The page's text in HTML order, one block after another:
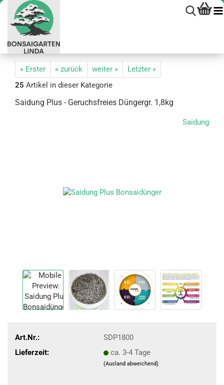
« Erster « zurück weiter »
Letzter »
25 Artikel in dieser Kategorie
Sai­dung Plus - Ge­ruchs­frei­es Dün­g­er­gr. 1,8kg
Saidung
Art.Nr.:
SDP1800
Lieferzeit:
ca. 3-4 Tage
(Ausland abweichend)